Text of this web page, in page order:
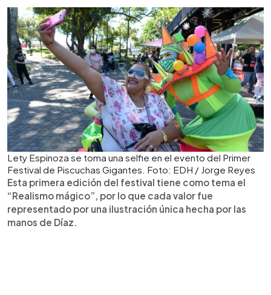
Lety Espinoza se toma una selfie en el evento del Primer
Festival de Piscuchas Gigantes. Foto: EDH / Jorge Reyes
Esta primera edición del festival tiene como tema el
“Realismo mágico”, por lo que cada valor fue
representado por una ilustración única hecha por las
manos de Díaz.